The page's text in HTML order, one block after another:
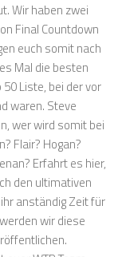
Wir haben zwei
Final Countdown
euch somit nach
Mal die besten
Liste, bei der vor
waren. Steve
wer wird somit bei
Flair? Hogan?
Erfahrt es hier,
den ultimativen
anständig Zeit für
wir diese